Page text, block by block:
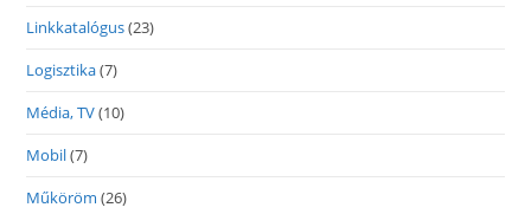
Linkkatalógus(23)
Logisztika(7)
Média, TV(10)
Mobil(7)
Műköröm (26)